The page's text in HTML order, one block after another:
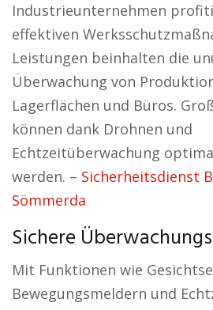
Industrieunternehmen
effektiven
Leistungen beinhalten die
Überwachung von
Lagerflächen und Büros.
können dank Drohnen und
Echtzeitüberwachung
werden. – Sicherheitsdienst
Sömmerda
Sichere
Mit Funktionen wie
Bewegungsmeldern und